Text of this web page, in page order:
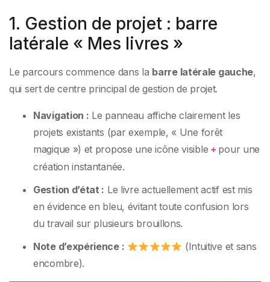
1. Gestion de projet : barre
latérale « Mes livres »
Le parcours commence dans la barre latérale gauche,
qui sert de centre principal de gestion de projet.
Navigation : Le panneau affiche clairement les
projets existants (par exemple, « Une forêt
magique ») et propose une icône visible +pour une
création instantanée.
Gestion d’état : Le livre actuellement actif est mis
en évidence en bleu, évitant toute confusion lors
du travail sur plusieurs brouillons.
Note d’expérience :
(Intuitive et sans
encombre).